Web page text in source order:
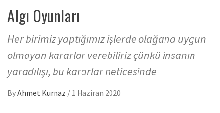
Algı Oyunları
Her birimiz yaptığımız işlerde olağana uygun
olmayan kararlar verebiliriz çünkü insanın
yaradılışı, bu kararlar neticesinde
ByAhmet Kurnaz / 1 Haziran 2020